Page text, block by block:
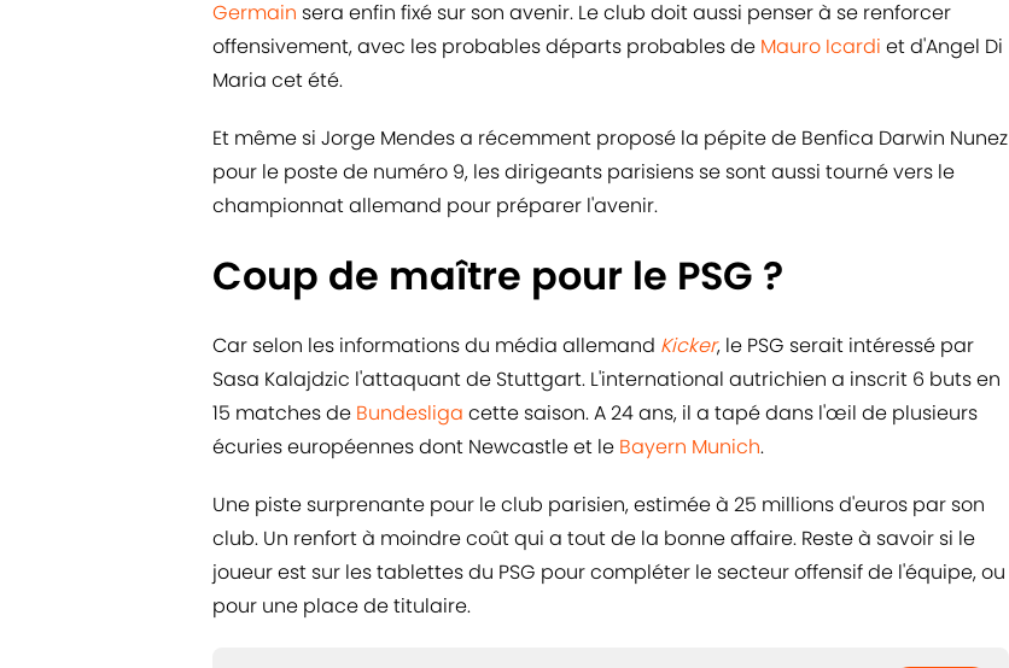
Germain sera enfin fixé sur son avenir. Le club doit aussi penser à se renforcer
offensivement, avec les probables départs probables de Mauro Icardi et d'Angel Di
Maria cet été.
Et même si Jorge Mendes a récemment proposé la pépite de Benfica Darwin Nunez
pour le poste de numéro 9, les dirigeants parisiens se sont aussi tourné vers le
championnat allemand pour préparer l'avenir.
Coup de maître pour le PSG ?
Car selon les informations du média allemand Kicker, le PSG serait intéressé par
Sasa Kalajdzic l'attaquant de Stuttgart. L'international autrichien a inscrit 6 buts en
15 matches de Bundesliga cette saison. A 24 ans, il a tapé dans l'œil de plusieurs
écuries européennes dont Newcastle et le Bayern Munich.
Une piste surprenante pour le club parisien, estimée à 25 millions d'euros par son
club. Un renfort à moindre coût qui a tout de la bonne affaire. Reste à savoir si le
joueur est sur les tablettes du PSG pour compléter le secteur offensif de l'équipe, ou
pour une place de titulaire.